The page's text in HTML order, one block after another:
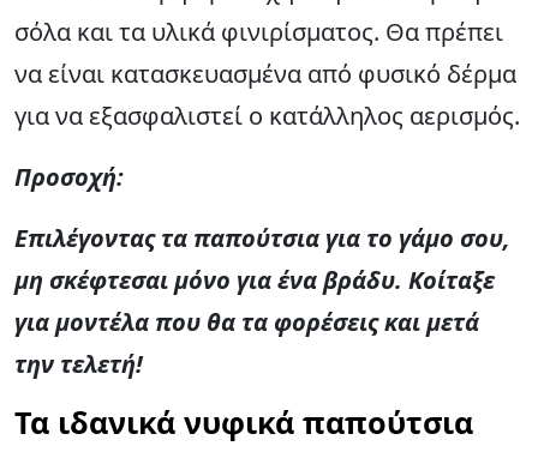
σόλα και τα υλικά φινιρίσματος. Θα πρέπει
να είναι κατασκευασμένα από φυσικό δέρμα
για να εξασφαλιστεί ο κατάλληλος αερισμός.
Προσοχή:
Επιλέγοντας τα παπούτσια για το γάμο σου,
μη σκέφτεσαι μόνο για ένα βράδυ. Κοίταξε
για μοντέλα που θα τα φορέσεις και μετά
την τελετή!
Τα ιδανικά νυφικά παπούτσια